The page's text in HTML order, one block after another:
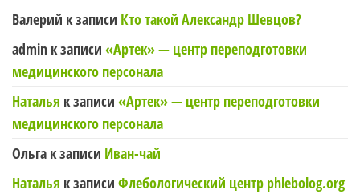
Валерий к записи Кто такой Александр Шевцов?
admin к записи «Артек» — центр переподготовки
медицинского персонала
Наталья к записи «Артек» — центр переподготовки
медицинского персонала
Ольга к записи Иван-чай
Наталья к записи Флебологический центр phlebolog.org